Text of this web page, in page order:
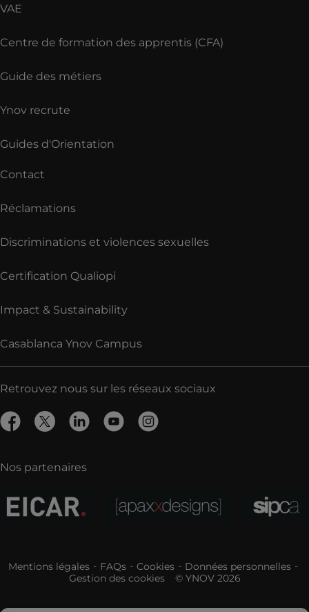
VAE
Centre de formation des apprentis (CFA)
Guide des métiers
Ynov recrute
Guides d'Orientation
Contact
Réclamations
Discriminations et violences sexuelles
Certification Qualiopi
Impact & Sustainability
Casablanca Ynov Campus
Retrouvez nous sur les réseaux sociaux
Nos partenaires
Mentions légales FAQs Cookies
Données personnelles
Gestion des cookies
© YNOV 2026